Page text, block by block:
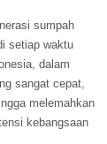
sumpah
setiap waktu
dalam
sangat cepat,
melemahkan
kebangsaan